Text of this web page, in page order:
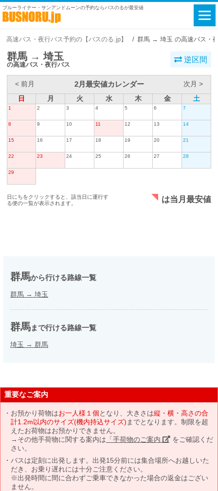
ブルーライナー・サンアンドムーンの予約ならバスのるが最安値
高速バス・夜行バス予約の【バスのる.jp】 群馬 → 埼玉 の高速バス・
群馬 → 埼玉
の高速バス・夜行バス
逆区間
< 前月 2月最安値カレンダー
次月 >
日
月 火 水 木 金 土
1 2 3 4 5 6 7
8 9 10 11 12 13 14
15 16 17 18 19 20 21
22 23 24 25 26 27 28
29
日にちをクリックすると、該当日に運行す
る便の一覧が表示されます。
は当月最安値
群馬から行ける路線一覧
群馬 → 埼玉
群馬まで行ける路線一覧
埼玉 → 群馬
重要なご案内
お預かり荷物はお一人様１個となり、大きさは縦・横・高さの合
計1.2m以内のサイズ(機内持込サイズ) までとなります。制限を超
えたお荷物はお預かりできません。
→その他手荷物に関する案内は 「手荷物のご案内」 をご確認くだ
さい。
バスは定刻に出発します。出発15分前には集合場所へお越しいた
だき、お乗り遅れには十分ご注意ください。
※出発時間に間に合わずご乗車できなかった場合の返金はござい
ません。